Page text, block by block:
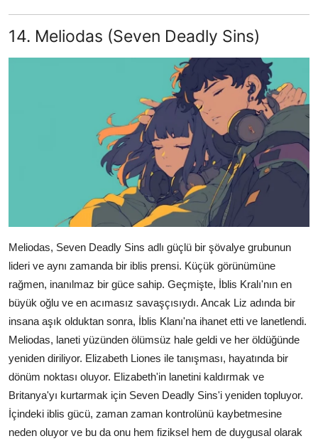
14. Meliodas (Seven Deadly Sins)
Meliodas, Seven Deadly Sins adlı güçlü bir şövalye grubunun
lideri ve aynı zamanda bir iblis prensi. Küçük görünümüne
rağmen, inanılmaz bir güce sahip. Geçmişte, İblis Kralı'nın en
büyük oğlu ve en acımasız savaşçısıydı. Ancak Liz adında bir
insana aşık olduktan sonra, İblis Klanı'na ihanet etti ve lanetlendi.
Meliodas, laneti yüzünden ölümsüz hale geldi ve her öldüğünde
yeniden diriliyor. Elizabeth Liones ile tanışması, hayatında bir
dönüm noktası oluyor. Elizabeth'in lanetini kaldırmak ve
Britanya'yı kurtarmak için Seven Deadly Sins'i yeniden topluyor.
İçindeki iblis gücü, zaman zaman kontrolünü kaybetmesine
neden oluyor ve bu da onu hem fiziksel hem de duygusal olarak